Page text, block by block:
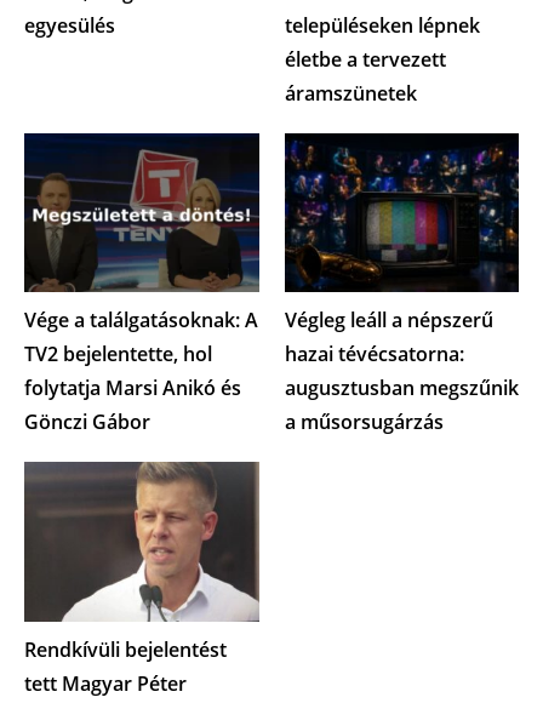
egyesülés
településeken lépnek
életbe a tervezett
áramszünetek
Vége a találgatásoknak: A
TV2 bejelentette, hol
folytatja Marsi Anikó és
Gönczi Gábor
Végleg leáll a népszerű
hazai tévécsatorna:
augusztusban megszűnik
a műsorsugárzás
Rendkívüli bejelentést
tett Magyar Péter